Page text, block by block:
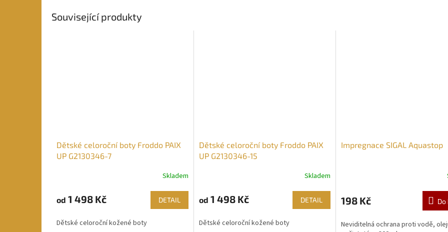
Související produkty
Dětské celoroční boty Froddo PAIX
UP G2130346-7
Skladem
od 1 498 Kč DETAIL
Dětské celoroční kožené boty
Dětské celoroční boty Froddo PAIX
UP G2130346-15
Skladem
od 1 498 Kč DETAIL
Dětské celoroční kožené boty
Impregnace SIGAL Aquastop
198 Kč Do
Neviditelná ochrana proti vodě,